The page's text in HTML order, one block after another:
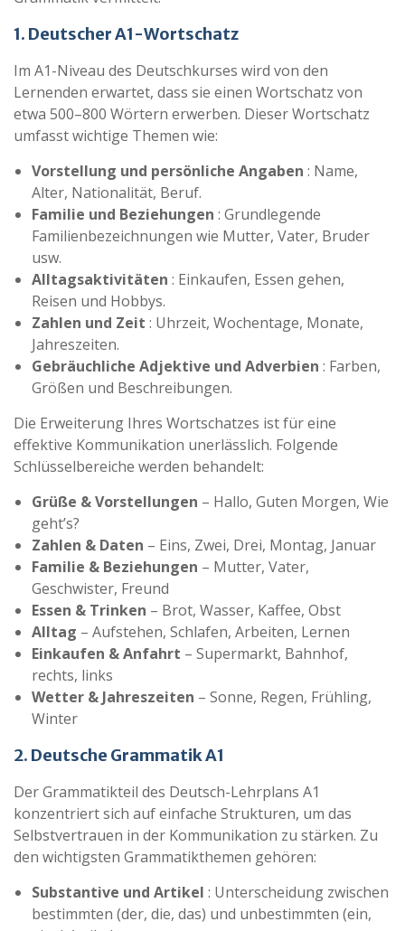
1. Deutscher A1-Wortschatz
Im A1-Niveau des Deutschkurses wird von den
Lernenden erwartet, dass sie einen Wortschatz von
etwa 500–800 Wörtern erwerben. Dieser Wortschatz
umfasst wichtige Themen wie:
Vorstellung und persönliche Angaben : Name,
Alter, Nationalität, Beruf.
Familie und Beziehungen : Grundlegende
Familienbezeichnungen wie Mutter, Vater, Bruder
usw.
Alltagsaktivitäten : Einkaufen, Essen gehen,
Reisen und Hobbys.
Zahlen und Zeit : Uhrzeit, Wochentage, Monate,
Jahreszeiten.
Gebräuchliche Adjektive und Adverbien : Farben,
Größen und Beschreibungen.
Die Erweiterung Ihres Wortschatzes ist für eine
effektive Kommunikation unerlässlich. Folgende
Schlüsselbereiche werden behandelt:
Grüße & Vorstellungen – Hallo, Guten Morgen, Wie
geht’s?
Zahlen & Daten – Eins, Zwei, Drei, Montag, Januar
Familie & Beziehungen – Mutter, Vater,
Geschwister, Freund
Essen & Trinken – Brot, Wasser, Kaffee, Obst
Alltag – Aufstehen, Schlafen, Arbeiten, Lernen
Einkaufen & Anfahrt – Supermarkt, Bahnhof,
rechts, links
Wetter & Jahreszeiten – Sonne, Regen, Frühling,
Winter
2. Deutsche Grammatik A1
Der Grammatikteil des Deutsch-Lehrplans A1
konzentriert sich auf einfache Strukturen, um das
Selbstvertrauen in der Kommunikation zu stärken. Zu
den wichtigsten Grammatikthemen gehören:
Substantive und Artikel : Unterscheidung zwischen
bestimmten (der, die, das) und unbestimmten (ein,